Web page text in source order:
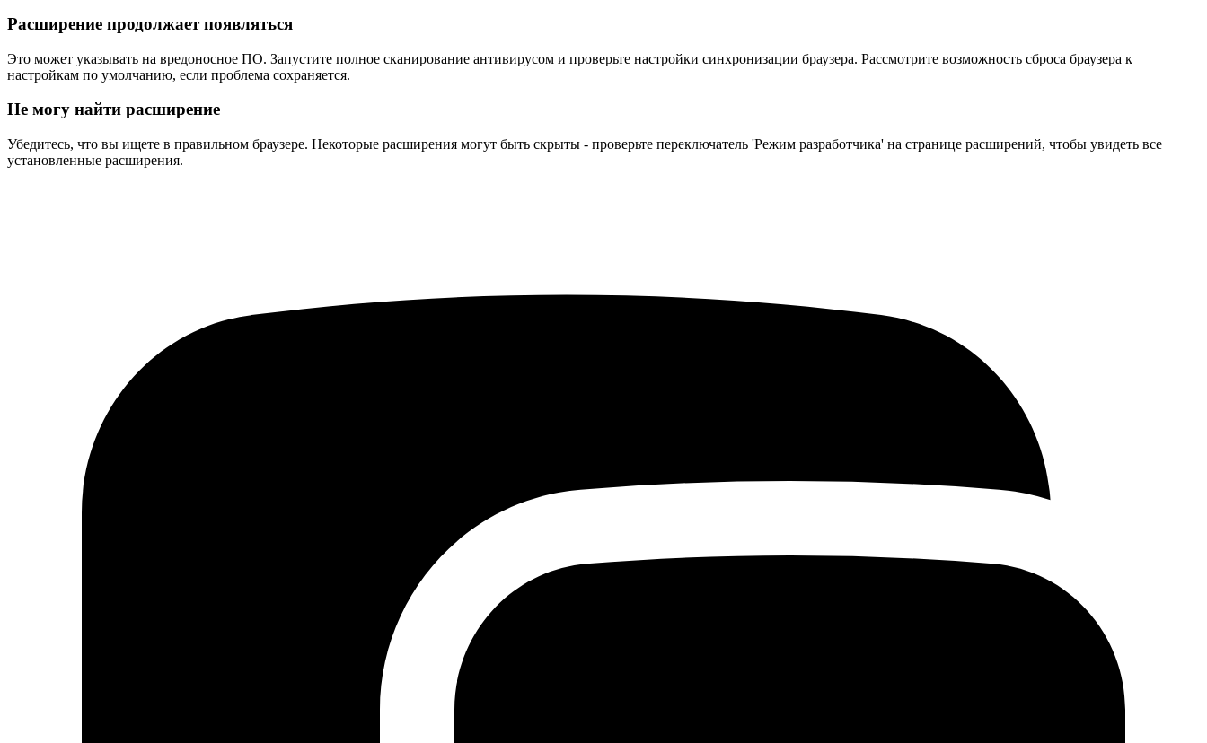
Расширение продолжает появляться
Это может указывать на вредоносное ПО. Запустите полное сканирование антивирусом и проверьте настройки синхронизации браузера. Рассмотрите возможность сброса браузера к
настройкам по умолчанию, если проблема сохраняется.
Не могу найти расширение
Убедитесь, что вы ищете в правильном браузере. Некоторые расширения могут быть скрыты - проверьте переключатель 'Режим разработчика' на странице расширений, чтобы увидеть все
установленные расширения.